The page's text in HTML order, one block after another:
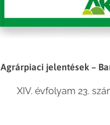
Agrárpiaci jelentések –
XIV. évfolyam 23.